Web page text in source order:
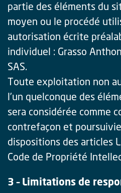
partie des éléments du
moyen ou le procédé
autorisation écrite
individuel : Grasso
SAS.
Toute exploitation non
l’un quelconque des
sera considérée comme
contrefaçon et
dispositions des articles
Code de Propriété
3 – Limitations de